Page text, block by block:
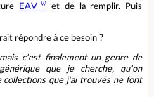
EAV
et de la remplir. Puis
répondre à ce besoin ?
c'est finalement un genre de
que je cherche, qu'on
collections que j'ai trouvés ne font